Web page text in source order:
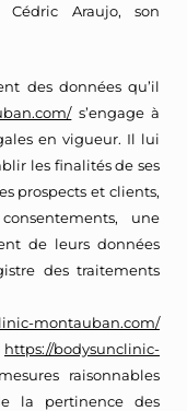
Araujo, son
des données qu’il
s’engage à
en vigueur. Il lui
les finalités de ses
prospects et clients,
une
de leurs données
des traitements
montauban.com/
https://bodysunclinic-
raisonnables
la pertinence des